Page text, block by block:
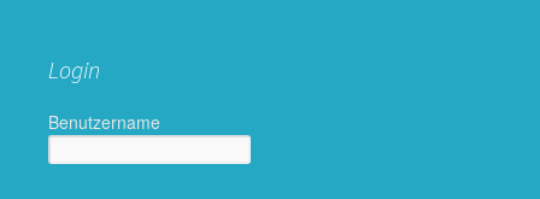
Login
Benutzername